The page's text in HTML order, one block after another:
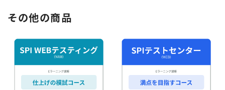
その他の商品